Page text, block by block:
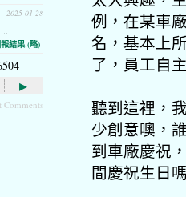
例，在某車
名，基本上
了，員工自
聽到這裡，
少創意噢，
到車廠慶祝
間慶祝生日
2025-01-28
結果 (略)
▸
Comments